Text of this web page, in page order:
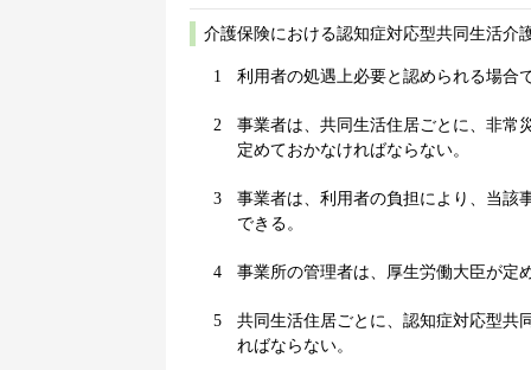
介護保険における認知症対応型共同生活介
1 利用者の処遇上必要と認められる場合
2
事業者は、共同生活住居ごとに、非常
定めておかなければならない。
3
事業者は、利用者の負担により、当該
できる。
4 事業所の管理者は、厚生労働大臣が定
5
共同生活住居ごとに、認知症対応型共
ればならない。